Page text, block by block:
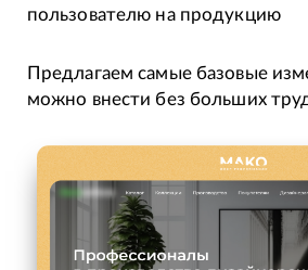
пользователю на продукцию
Предлагаем самые базовые
можно внести без больших